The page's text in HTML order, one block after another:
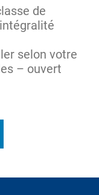
de
selon votre
– ouvert